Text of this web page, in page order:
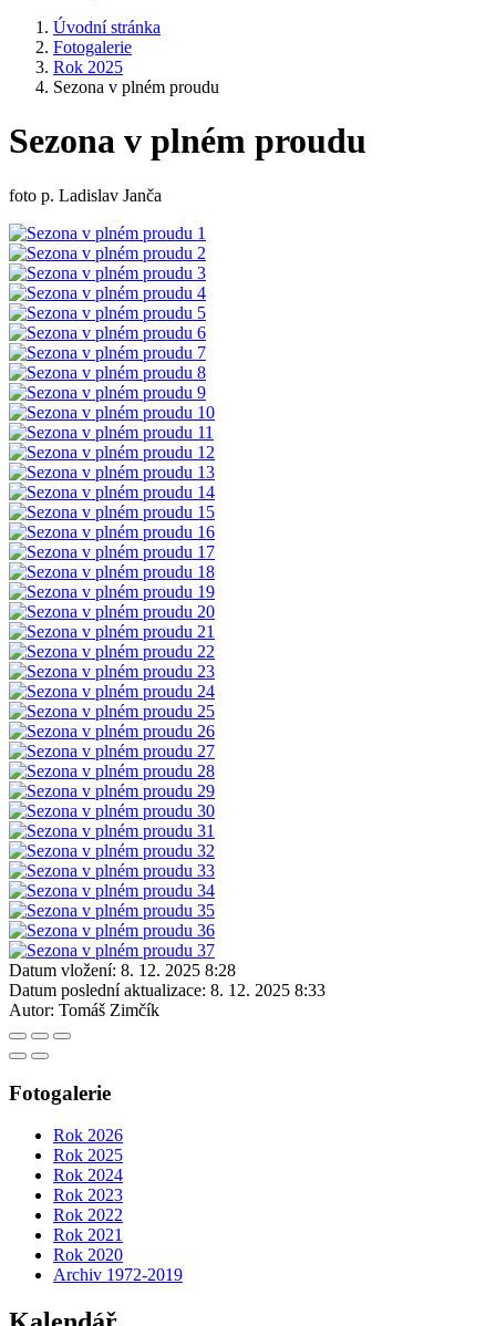
Úvodní stránka
Fotogalerie
Rok 2025
Sezona v plném proudu
Sezona v plném proudu
foto p. Ladislav Janča
Datum vložení: 8. 12. 2025 8:28
Datum poslední aktualizace: 8. 12. 2025 8:33
Autor: Tomáš Zimčík
Fotogalerie
Rok 2026
Rok 2025
Rok 2024
Rok 2023
Rok 2022
Rok 2021
Rok 2020
Archiv 1972-2019